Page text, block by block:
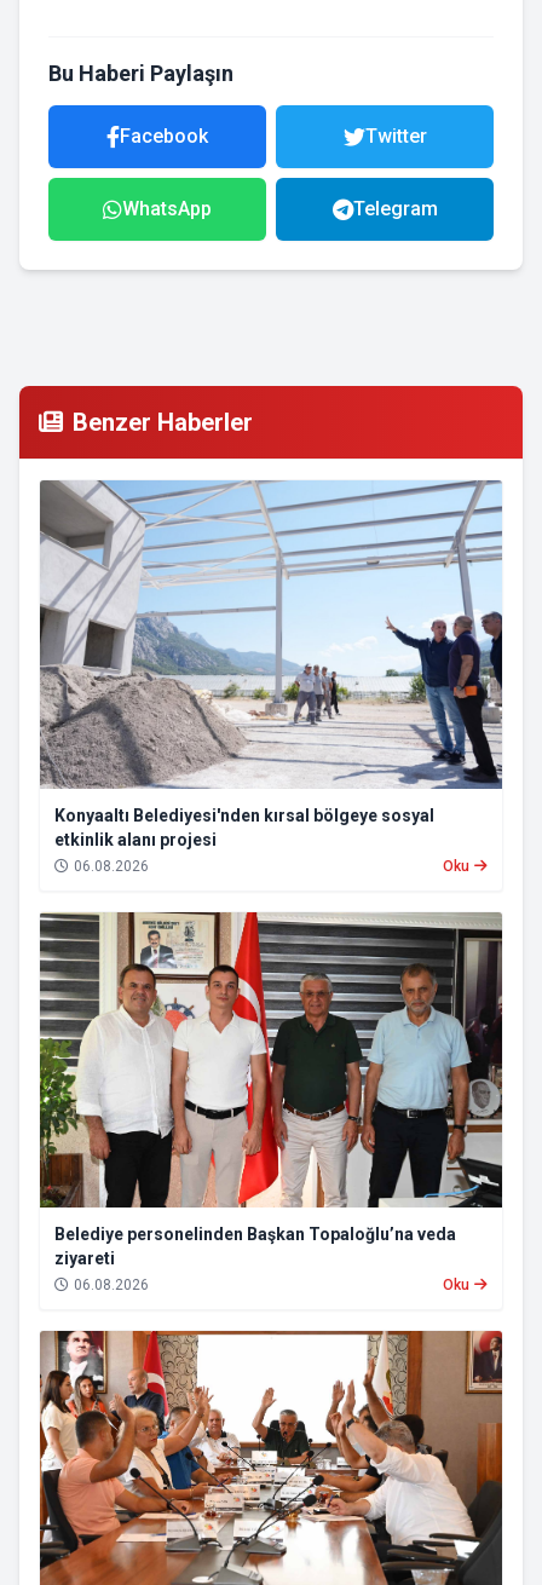
Bu Haberi Paylaşın
Facebook Twitter
WhatsApp Telegram
Benzer Haberler
Konyaaltı Belediyesi'nden kırsal bölgeye sosyal
etkinlik alanı projesi
06.08.2026 Oku
Belediye personelinden Başkan Topaloğlu’na veda
ziyareti
06.08.2026 Oku